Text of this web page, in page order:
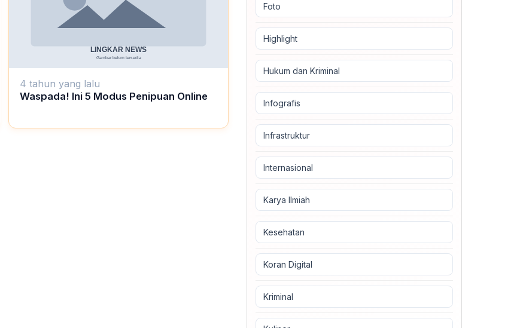
4 tahun yang lalu
Waspada! Ini 5 Modus Penipuan Online
Foto
Highlight
Hukum dan Kriminal
Infografis
Infrastruktur
Internasional
Karya Ilmiah
Kesehatan
Koran Digital
Kriminal